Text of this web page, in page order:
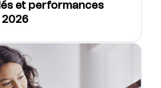
et performances
2026